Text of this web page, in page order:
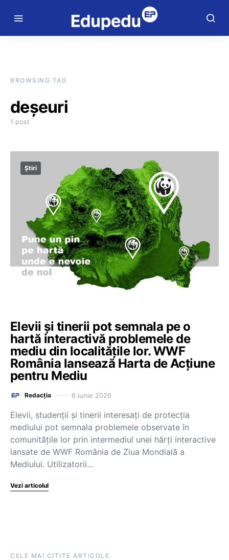
BROWSING TAG
deșeuri
1 post
Știri
Elevii și tinerii pot semnala pe o
hartă interactivă problemele de
mediu din localitățile lor. WWF
România lansează Harta de Acțiune
pentru Mediu
Redacția 6 iunie 2026
Elevii, studenții și tinerii interesați de protecția
mediului pot semnala problemele observate în
comunitățile lor prin intermediul unei hărți interactive
lansate de WWF România de Ziua Mondială a
Mediului. Utilizatorii…
Vezi articolul
CELE MAI CITITE ARTICOLE